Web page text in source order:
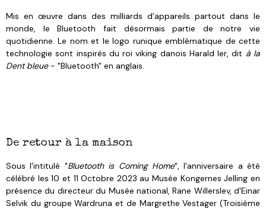
Mis en œuvre dans des milliards d’appareils partout dans le
monde, le Bluetooth fait désormais partie de notre vie
quotidienne. Le nom et le logo runique emblématique de cette
technologie sont inspirés du roi viking danois Harald Ier, dit à la
Dent bleue- "Bluetooth" en anglais.
De retour à la maison
Sous l'intitulé "Bluetooth is Coming Home", l'anniversaire a été
célébré les 10 et 11 Octobre 2023 au Musée Kongernes Jelling en
présence du directeur du Musée national, Rane Willerslev, d'Einar
Selvik du groupe Wardruna et de Margrethe Vestager (Troisième